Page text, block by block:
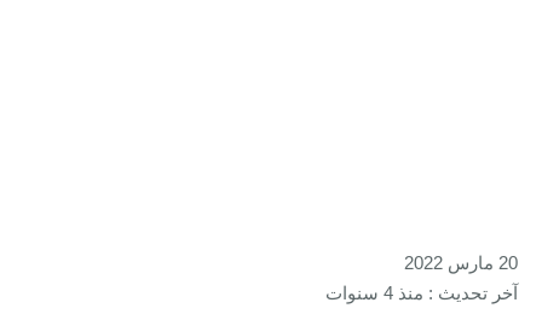
20 مارس 2022
آخر تحديث : منذ 4 سنوات